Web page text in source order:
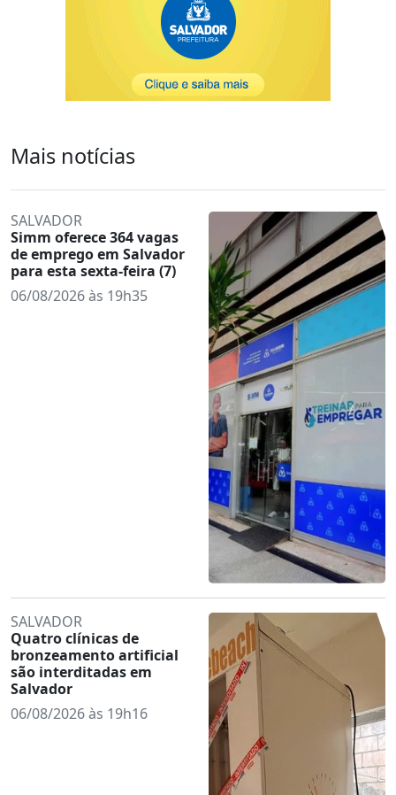
Mais notícias
SALVADOR
Simm oferece 364 vagas
de emprego em Salvador
para esta sexta-feira (7)
06/08/2026 às 19h35
SALVADOR
Quatro clínicas de
bronzeamento artificial
são interditadas em
Salvador
06/08/2026 às 19h16